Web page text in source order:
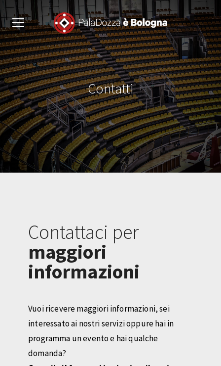
Contatti
Contattaci per
maggiori
informazioni
Vuoi ricevere maggiori informazioni, sei
interessato ai nostri servizi oppure hai in
programma un evento e hai qualche
domanda?